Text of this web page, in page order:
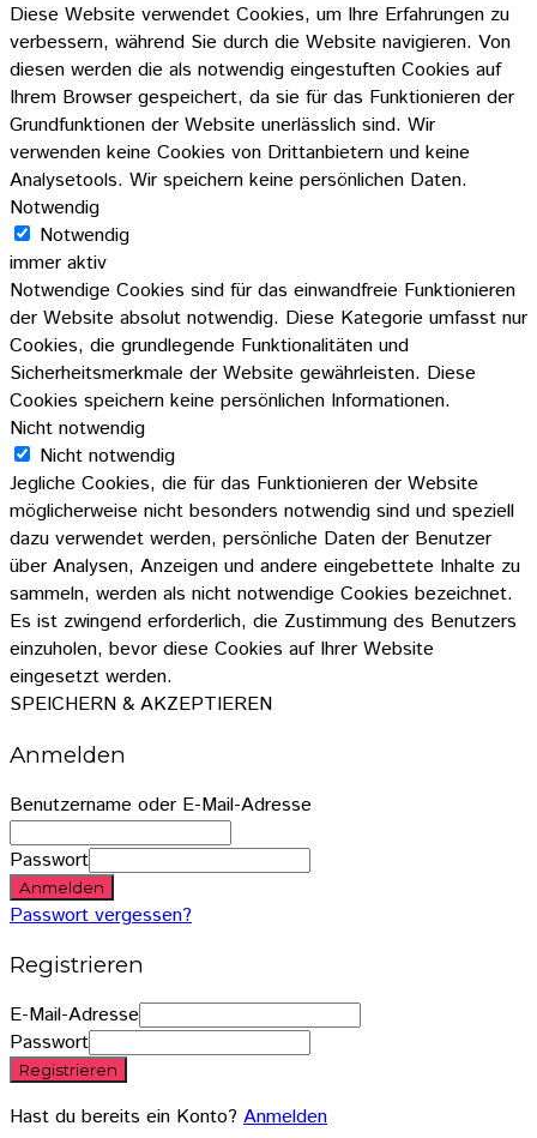
Diese Website verwendet Cookies, um Ihre Erfahrungen zu
verbessern, während Sie durch die Website navigieren. Von
diesen werden die als notwendig eingestuften Cookies auf
Ihrem Browser gespeichert, da sie für das Funktionieren der
Grundfunktionen der Website unerlässlich sind. Wir
verwenden keine Cookies von Drittanbietern und keine
Analysetools. Wir speichern keine persönlichen Daten.
Notwendig
Notwendig
immer aktiv
Notwendige Cookies sind für das einwandfreie Funktionieren
der Website absolut notwendig. Diese Kategorie umfasst nur
Cookies, die grundlegende Funktionalitäten und
Sicherheitsmerkmale der Website gewährleisten. Diese
Cookies speichern keine persönlichen Informationen.
Nicht notwendig
Nicht notwendig
Jegliche Cookies, die für das Funktionieren der Website
möglicherweise nicht besonders notwendig sind und speziell
dazu verwendet werden, persönliche Daten der Benutzer
über Analysen, Anzeigen und andere eingebettete Inhalte zu
sammeln, werden als nicht notwendige Cookies bezeichnet.
Es ist zwingend erforderlich, die Zustimmung des Benutzers
einzuholen, bevor diese Cookies auf Ihrer Website
eingesetzt werden.
SPEICHERN & AKZEPTIEREN
Anmelden
Benutzername oder E-Mail-Adresse
Passwort
Anmelden
Passwort vergessen?
Registrieren
E-Mail-Adresse
Passwort
Registrieren
Hast du bereits ein Konto? Anmelden